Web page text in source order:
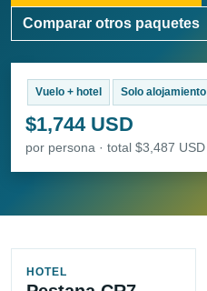
Comparar otros paquetes
Vuelo + hotel Solo alojamiento
$1,744 USD
por persona · total $3,487 USD
HOTEL